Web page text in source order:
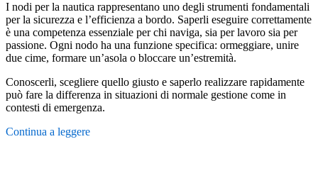
I nodi per la nautica rappresentano uno degli strumenti fondamentali
per la sicurezza e l’efficienza a bordo. Saperli eseguire correttamente
è una competenza essenziale per chi naviga, sia per lavoro sia per
passione. Ogni nodo ha una funzione specifica: ormeggiare, unire
due cime, formare un’asola o bloccare un’estremità.
Conoscerli, scegliere quello giusto e saperlo realizzare rapidamente
può fare la differenza in situazioni di normale gestione come in
contesti di emergenza.
Continua a leggere